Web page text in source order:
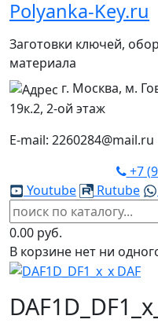
Polyanka-Key.ru
Заготовки ключей,
материала
г. Москва, м.
19к.2, 2-ой этаж
E-mail: 2260284@mail.ru
+7
Youtube
Rutube
0.00 руб.
В корзине нет ни